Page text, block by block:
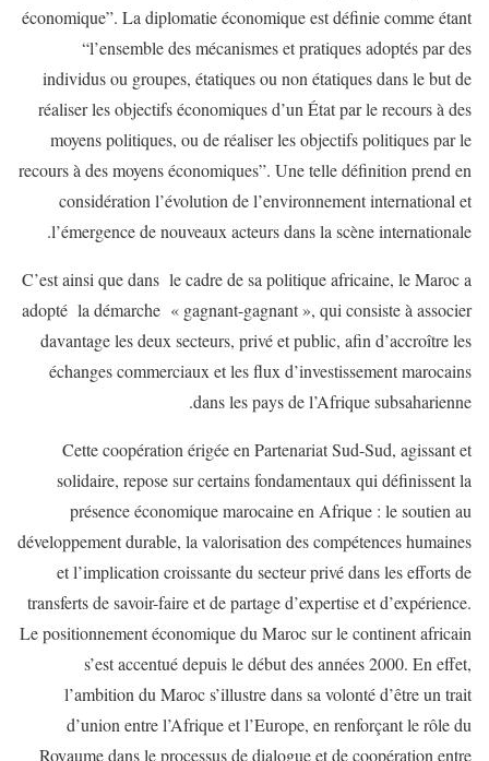
économique”. La diplomatie économique est définie comme étant
“l’ensemble des mécanismes et pratiques adoptés par des
individus ou groupes, étatiques ou non étatiques dans le but de
réaliser les objectifs économiques d’un État par le recours à des
moyens politiques, ou de réaliser les objectifs politiques par le
recours à des moyens économiques”. Une telle définition prend en
considération l’évolution de l’environnement international et
l’émergence de nouveaux acteurs dans la scène internationale.
C’est ainsi que dans le cadre de sa politique africaine, le Maroc a
adopté la démarche « gagnant-gagnant », qui consiste à associer
davantage les deux secteurs, privé et public, afin d’accroître les
échanges commerciaux et les flux d’investissement marocains
dans les pays de l’Afrique subsaharienne.
Cette coopération érigée en Partenariat Sud-Sud, agissant et
solidaire, repose sur certains fondamentaux qui définissent la
présence économique marocaine en Afrique : le soutien au
développement durable, la valorisation des compétences humaines
et l’implication croissante du secteur privé dans les efforts de
transferts de savoir-faire et de partage d’expertise et d’expérience.
Le positionnement économique du Maroc sur le continent africain
s’est accentué depuis le début des années 2000. En effet,
l’ambition du Maroc s’illustre dans sa volonté d’être un trait
d’union entre l’Afrique et l’Europe, en renforçant le rôle du
Royaume dans le processus de dialogue et de coopération entre